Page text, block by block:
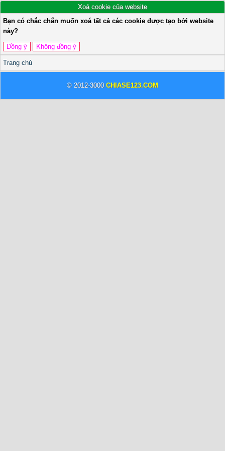
Xoá cookie của website
Bạn có chắc chắn muốn xoá tất cả các cookie được tạo bởi website
này?
Trang chủ
© 2012-3000 CHIASE123.COM